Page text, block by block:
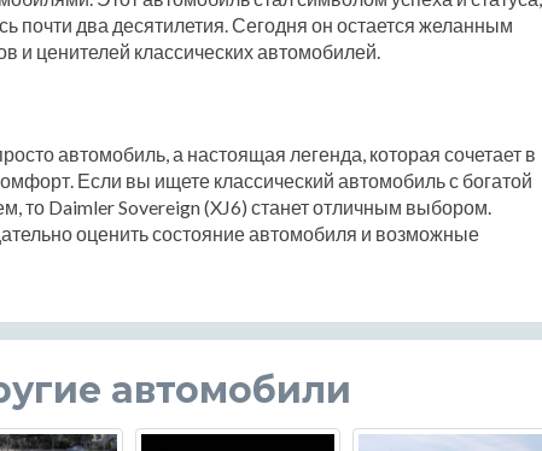
почти два десятилетия. Сегодня он остается желанным
и ценителей классических автомобилей.
автомобиль, а настоящая легенда, которая сочетает в
Если вы ищете классический автомобиль с богатой
то Daimler Sovereign (XJ6) станет отличным выбором.
оценить состояние автомобиля и возможные
автомобили